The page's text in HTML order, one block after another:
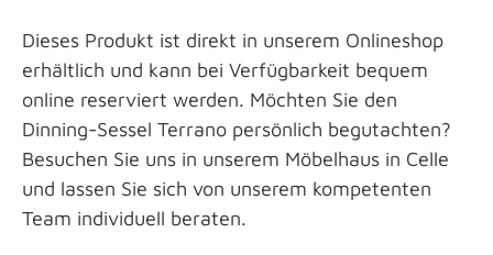
Dieses Produkt ist direkt in unserem Onlineshop
erhältlich und kann bei Verfügbarkeit bequem
online reserviert werden. Möchten Sie den
Dinning-Sessel Terrano persönlich begutachten?
Besuchen Sie uns in unserem Möbelhaus in Celle
und lassen Sie sich von unserem kompetenten
Team individuell beraten.